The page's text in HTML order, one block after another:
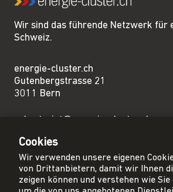
Wir sind das führende Netzwerk für
Schweiz.
energie-cluster.ch
Gutenbergstrasse 21
3011 Bern
sekretariat@energie-cluster.ch
Cookies
Wir verwenden unsere eigenen
von Drittanbietern, damit wir Ihnen
zeigen können und verstehen wie Sie